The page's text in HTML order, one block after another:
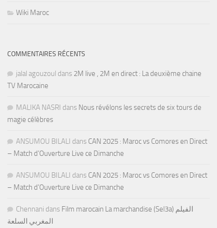
Wiki Maroc
COMMENTAIRES RÉCENTS
jalal agouzoul dans 2M live , 2M en direct : La deuxième chaine
TV Marocaine
MALIKA NASRI dans Nous révélons les secrets de six tours de
magie célèbres
ANSUMOU BILALI dans CAN 2025 : Maroc vs Comores en Direct
– Match d’Ouverture Live ce Dimanche
ANSUMOU BILALI dans CAN 2025 : Maroc vs Comores en Direct
– Match d’Ouverture Live ce Dimanche
Chennani dans Film marocain La marchandise (Sel3a) الفيلم
المغربي السلعة